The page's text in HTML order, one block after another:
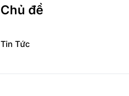
Chủ đề
Tin Tức